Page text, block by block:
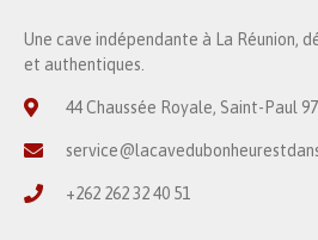
Une cave indépendante à La Réunion,
et authentiques.
44 Chaussée Royale, Saint-Paul
+262 262 32 40 51